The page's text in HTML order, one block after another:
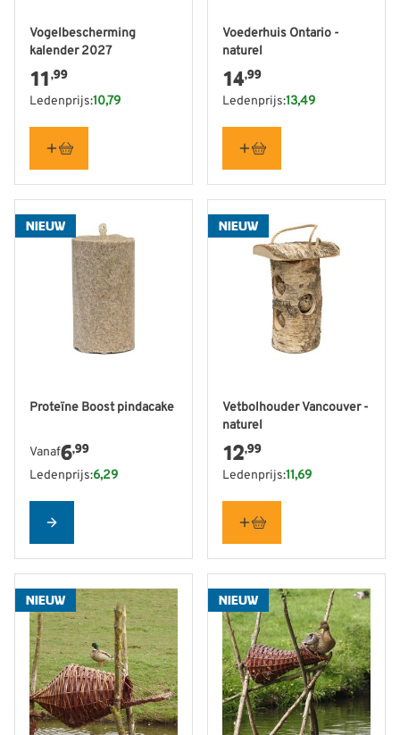
Vogelbescherming
kalender 2027
11,99
Ledenprijs:10,79
Voederhuis Ontario -
naturel
14,99
Ledenprijs:13,49
NIEUW
Proteïne Boost pindacake
Vanaf6,99
Ledenprijs:6,29
Configure
NIEUW
Vetbolhouder Vancouver -
naturel
12,99
Ledenprijs:11,69
NIEUW NIEUW